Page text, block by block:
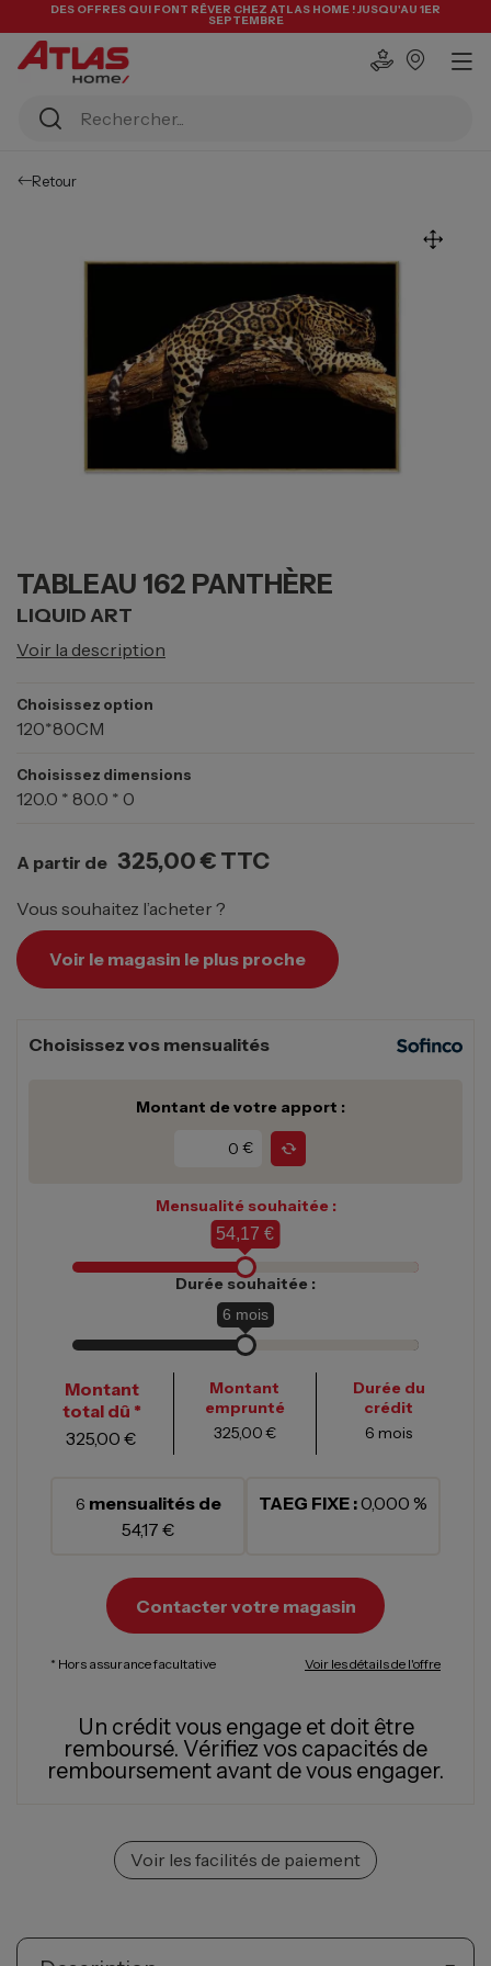
DES OFFRES QUI FONT RÊVER CHEZ ATLAS HOME ! JUSQU'AU 1ER
SEPTEMBRE
Retour
TABLEAU 162 PANTHÈRE
LIQUID ART
Voir la description
Choisissez option
120*80CM
Choisissez dimensions
120.0 * 80.0 * 0
A partir de 325,00 € TTC
Vous souhaitez l’acheter ?
Voir le magasin le plus proche
Choisissez vos mensualités
Montant de votre apport :
€
Mensualité souhaitée :
54,17 €
Durée souhaitée :
6 mois
Montant
total dû *
325,00 €
Montant
emprunté
325,00 €
Durée du
crédit
6 mois
6 mensualités de
54,17 €
TAEG FIXE :0,000 %
Contacter votre magasin
* Hors assurance facultative Voir les détails de l'offre
Un crédit vous engage et doit être
remboursé. Vérifiez vos capacités de
remboursement avant de vous engager.
Voir les facilités de paiement